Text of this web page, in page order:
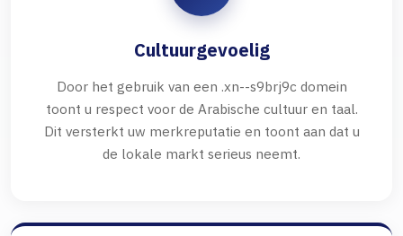
Cultuurgevoelig
Door het gebruik van een .xn--s9brj9c domein
toont u respect voor de Arabische cultuur en taal.
Dit versterkt uw merkreputatie en toont aan dat u
de lokale markt serieus neemt.